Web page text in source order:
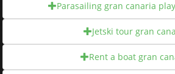
Parasailing gran canaria
Jetski tour gran
Rent a boat gran